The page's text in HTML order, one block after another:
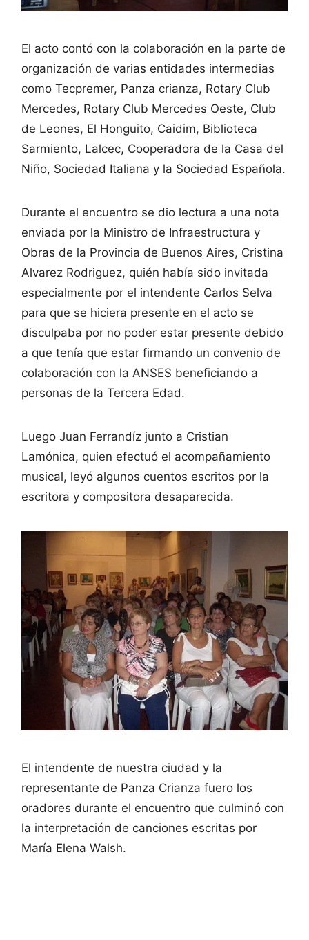
El acto contó con la colaboración en la parte de
organización de varias entidades intermedias
como Tecpremer, Panza crianza, Rotary Club
Mercedes, Rotary Club Mercedes Oeste, Club
de Leones, El Honguito, Caidim, Biblioteca
Sarmiento, Lalcec, Cooperadora de la Casa del
Niño, Sociedad Italiana y la Sociedad Española.
Durante el encuentro se dio lectura a una nota
enviada por la Ministro de Infraestructura y
Obras de la Provincia de Buenos Aires, Cristina
Alvarez Rodriguez, quién había sido invitada
especialmente por el intendente Carlos Selva
para que se hiciera presente en el acto se
disculpaba por no poder estar presente debido
a que tenía que estar firmando un convenio de
colaboración con la ANSES beneficiando a
personas de la Tercera Edad.
Luego Juan Ferrandíz junto a Cristian
Lamónica, quien efectuó el acompañamiento
musical, leyó algunos cuentos escritos por la
escritora y compositora desaparecida.
El intendente de nuestra ciudad y la
representante de Panza Crianza fuero los
oradores durante el encuentro que culminó con
la interpretación de canciones escritas por
María Elena Walsh.